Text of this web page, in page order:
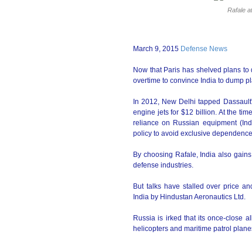
Rafale
March 9, 2015 Defense News
Now that Paris has shelved plans
overtime to convince India to dump
In 2012, New Delhi tapped
engine jets for $12 billion. At the
reliance on Russian equipment
policy to avoid exclusive
By choosing Rafale, India also
defense industries.
But talks have stalled over price
India by Hindustan Aeronautics Ltd.
Russia is irked that its once-close
helicopters and maritime patrol